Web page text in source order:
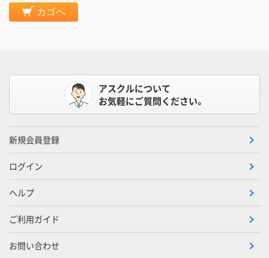
カゴへ
アスクルについて
お気軽にご質問ください。
新規会員登録
ログイン
ヘルプ
ご利用ガイド
お問い合わせ